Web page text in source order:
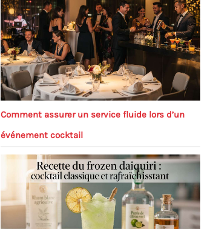
Comment assurer un service fluide lors d’un
événement cocktail